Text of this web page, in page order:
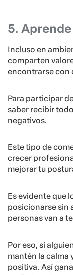
5.
Incluso en
comparten
encontrarse con
Para participar
saber recibir
negativos.
Este tipo de
crecer
mejorar tu
Es evidente que
posicionarse sin
personas van a
Por eso, si
mantén la calma
positiva. Así